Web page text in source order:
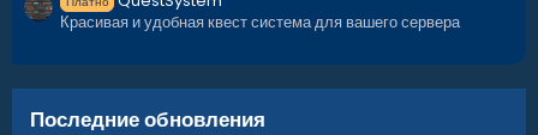
Красивая и удобная квест система для вашего сервера
Последние обновления